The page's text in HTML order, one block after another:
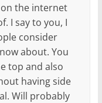
the internet
I say to you, I
consider
about. You
top and also
having side
Will probably